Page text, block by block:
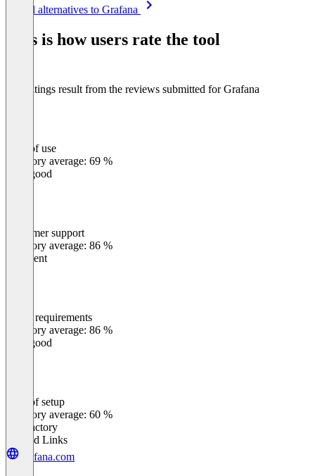
See all alternatives to Grafana
This is how users rate the tool
The ratings result from the reviews submitted for Grafana
Ease of use
Category average: 69 %
Very good
Customer support
Category average: 86 %
Excellent
Meets requirements
Category average: 86 %
Very good
Ease of setup
Category average: 60 %
Satisfactory
Related Links
grafana.com